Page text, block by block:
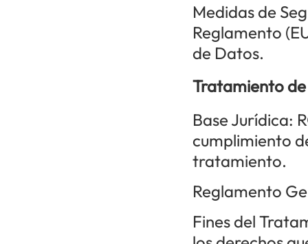
Medidas de
Reglamento
de Datos.
Tratamiento de
Base Jurídica:
cumplimiento
tratamiento.
Reglamento
Fines del